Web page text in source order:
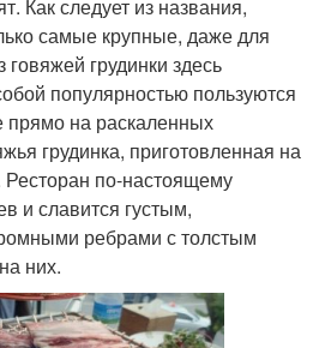
Как следует из названия,
самые крупные, даже для
говяжей грудинки здесь
популярностью пользуются
на раскаленных
грудинка, приготовленная на
по-настоящему
и славится густым,
ребрами с толстым
них.